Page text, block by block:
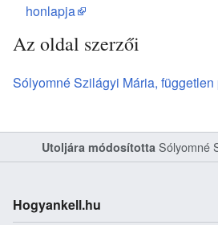
honlapja
Az oldal szerzői
Sólyomné Szilágyi Mária,
Utoljára módosította Sólyomné Szilágyi
Hogyankell.hu